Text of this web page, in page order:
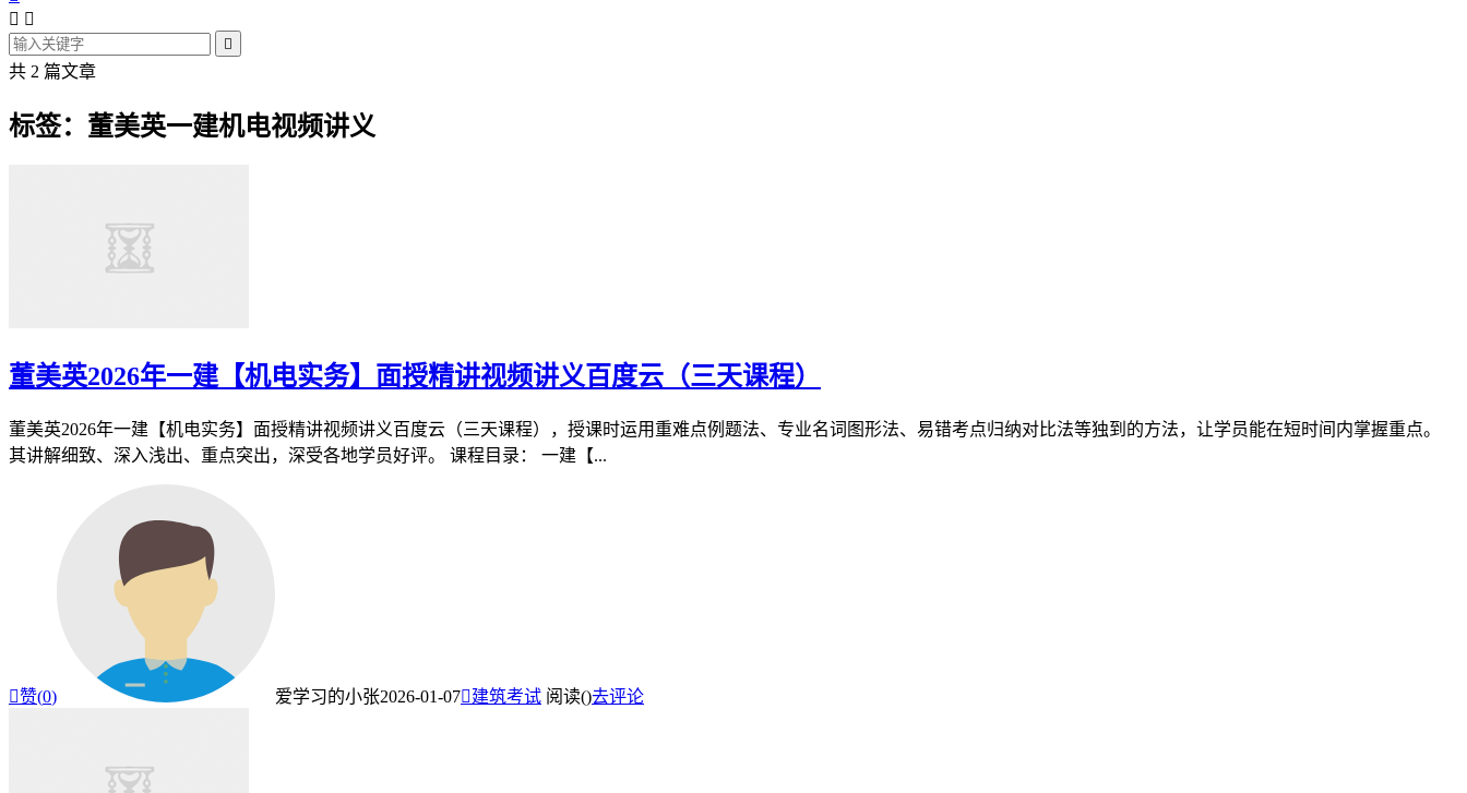
 

共 2 篇文章
标签：董美英一建机电视频讲义
董美英2026年一建【机电实务】面授精讲视频讲义百度云（三天课程）
董美英2026年一建【机电实务】面授精讲视频讲义百度云（三天课程），授课时运用重难点例题法、专业名词图形法、易错考点归纳对比法等独到的方法，让学员能在短时间内掌握重点。
其讲解细致、深入浅出、重点突出，深受各地学员好评。 课程目录： 一建【...
赞(0) 爱学习的小张2026-01-07建筑考试 阅读()去评论